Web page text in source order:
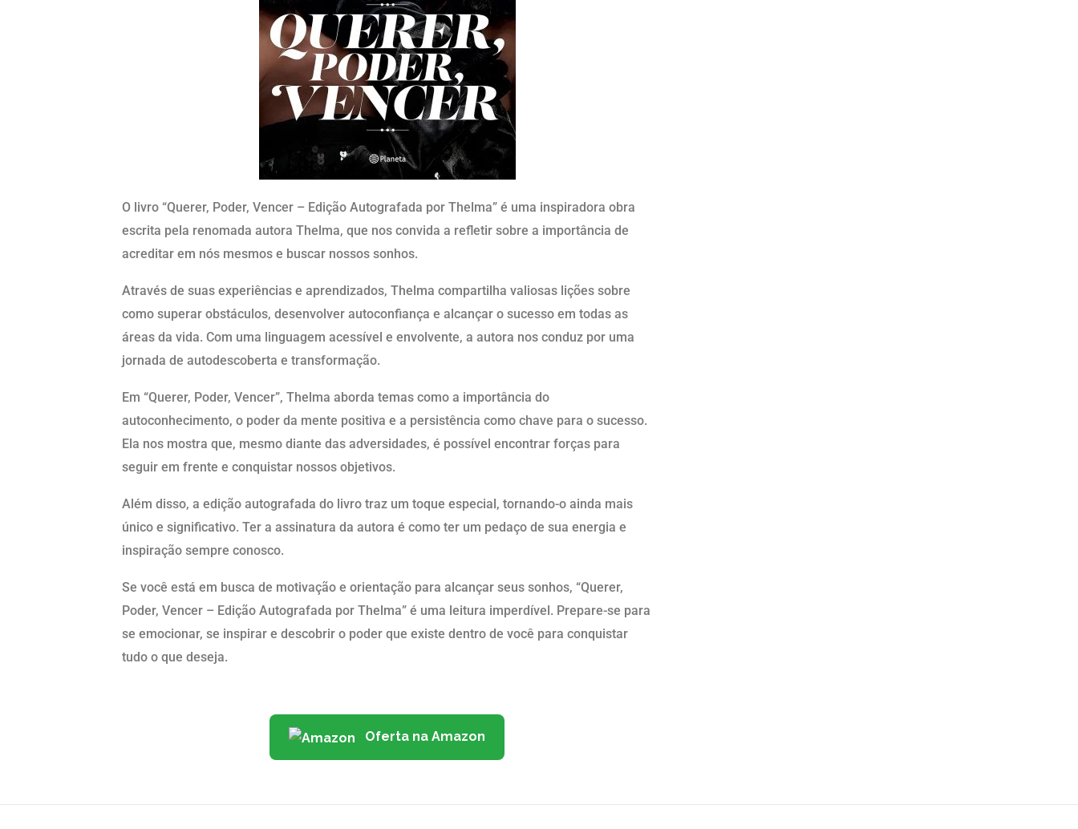
O livro “Querer, Poder, Vencer – Edição Autografada por Thelma” é uma inspiradora obra
escrita pela renomada autora Thelma, que nos convida a refletir sobre a importância de
acreditar em nós mesmos e buscar nossos sonhos.
Através de suas experiências e aprendizados, Thelma compartilha valiosas lições sobre
como superar obstáculos, desenvolver autoconfiança e alcançar o sucesso em todas as
áreas da vida. Com uma linguagem acessível e envolvente, a autora nos conduz por uma
jornada de autodescoberta e transformação.
Em “Querer, Poder, Vencer”, Thelma aborda temas como a importância do
autoconhecimento, o poder da mente positiva e a persistência como chave para o sucesso.
Ela nos mostra que, mesmo diante das adversidades, é possível encontrar forças para
seguir em frente e conquistar nossos objetivos.
Além disso, a edição autografada do livro traz um toque especial, tornando-o ainda mais
único e significativo. Ter a assinatura da autora é como ter um pedaço de sua energia e
inspiração sempre conosco.
Se você está em busca de motivação e orientação para alcançar seus sonhos, “Querer,
Poder, Vencer – Edição Autografada por Thelma” é uma leitura imperdível. Prepare-se para
se emocionar, se inspirar e descobrir o poder que existe dentro de você para conquistar
tudo o que deseja.
Oferta na Amazon